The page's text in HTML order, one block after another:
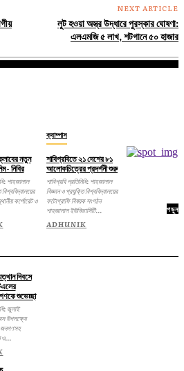
NEXT ARTICLE
লুট হওয়া অস্ত্র উদ্ধারে পুরস্কার ঘোষণা:
এলএমজি ৫ লাখ, শটগানে ৫০ হাজার
নতুন
নিবির
কর্পোরেট ও
ক্যাম্পাস
শাবিপ্রবিতে ২১ দেশের ৮১
আলোকচিত্রের প্রদর্শনী শুরু
শাবিপ্রবি প্রতিনিধি: শাহজালাল
বিজ্ঞান ও প্রযুক্তি বিশ্ববিদ্যালয়ের
ফটোগ্রাফি বিষয়ক সংগঠন
শাহজালাল ইউনিভার্সিটি...
ADHUNIK
দিবসে
শুভেচ্ছা
উপলক্ষ্যে
জনগণসহ
ও...
পড়ুন